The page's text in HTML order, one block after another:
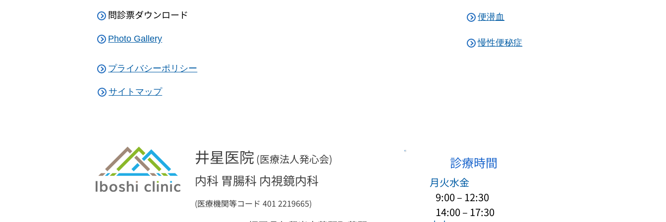
問診票ダウンロード
Photo Gallery
便潜血
慢性便秘症
プライバシーポリシー
サイトマップ
井星医院 (医療法人発心会)
内科 胃腸科 内視鏡内科
(医療機関等コード 401 2219665)​
診療時間
月火水金
9:00 – 12:30
14:00 – 17:30